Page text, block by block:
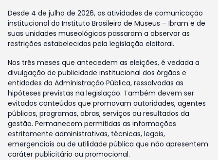
Desde 4 de julho de 2026, as atividades de comunicação
institucional do Instituto Brasileiro de Museus – Ibram e de
suas unidades museológicas passaram a observar as
restrições estabelecidas pela legislação eleitoral.
Nos três meses que antecedem as eleições, é vedada a
divulgação de publicidade institucional dos órgãos e
entidades da Administração Pública, ressalvadas as
hipóteses previstas na legislação. Também devem ser
evitados conteúdos que promovam autoridades, agentes
públicos, programas, obras, serviços ou resultados da
gestão. Permanecem permitidas as informações
estritamente administrativas, técnicas, legais,
emergenciais ou de utilidade pública que não apresentem
caráter publicitário ou promocional.